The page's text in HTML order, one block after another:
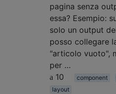
pagina senza
essa? Esempio:
solo un output
posso collegare
"articolo vuoto",
per …
10
component
layout